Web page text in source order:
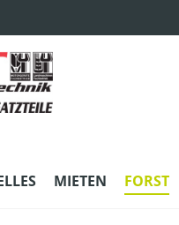
MIETEN FORST